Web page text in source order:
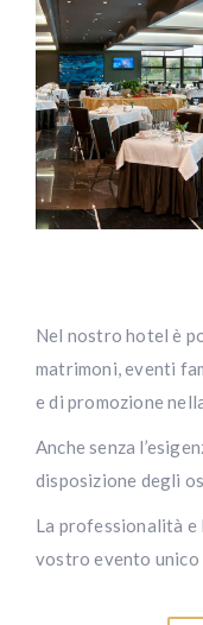
Nel nostro hotel è
matrimoni, eventi
e di promozione
Anche senza
disposizione degli
La professionalità e
vostro evento unico